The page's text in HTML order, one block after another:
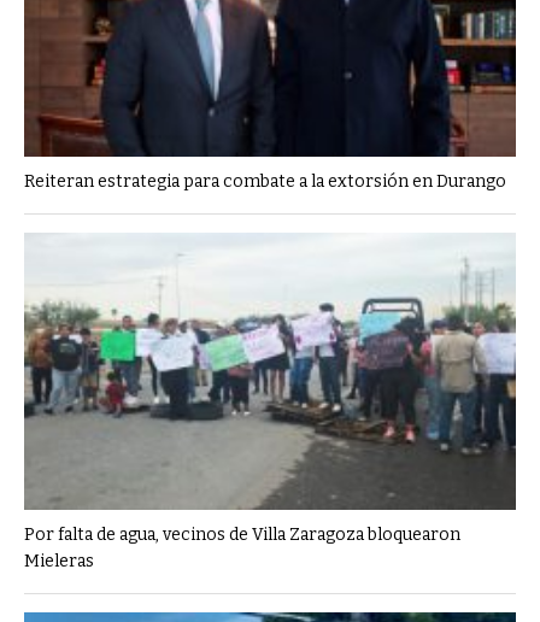
Reiteran estrategia para combate a la extorsión en Durango
Por falta de agua, vecinos de Villa Zaragoza bloquearon
Mieleras